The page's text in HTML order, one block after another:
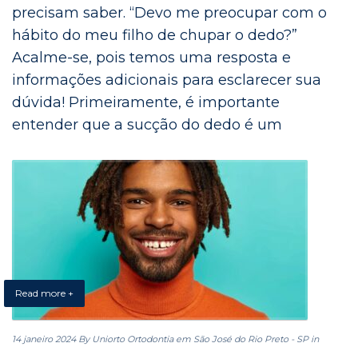
precisam saber. “Devo me preocupar com o
hábito do meu filho de chupar o dedo?”
Acalme-se, pois temos uma resposta e
informações adicionais para esclarecer sua
dúvida! Primeiramente, é importante
entender que a sucção do dedo é um
Read more +
14 janeiro 2024 By Uniorto Ortodontia em São José do Rio Preto - SP in